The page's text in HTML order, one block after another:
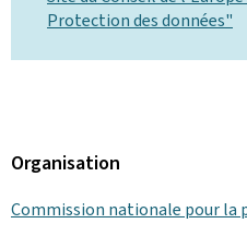
Protection des données"
Organisation
Commission nationale pour la